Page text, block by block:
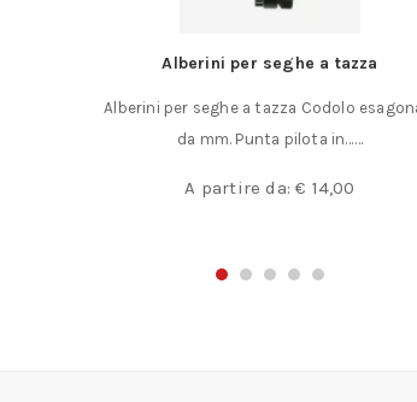
Alberini per seghe a tazza
Alberini per seghe a tazza Codolo
da mm. Punta pilota in……
A partire da:€ 14,00